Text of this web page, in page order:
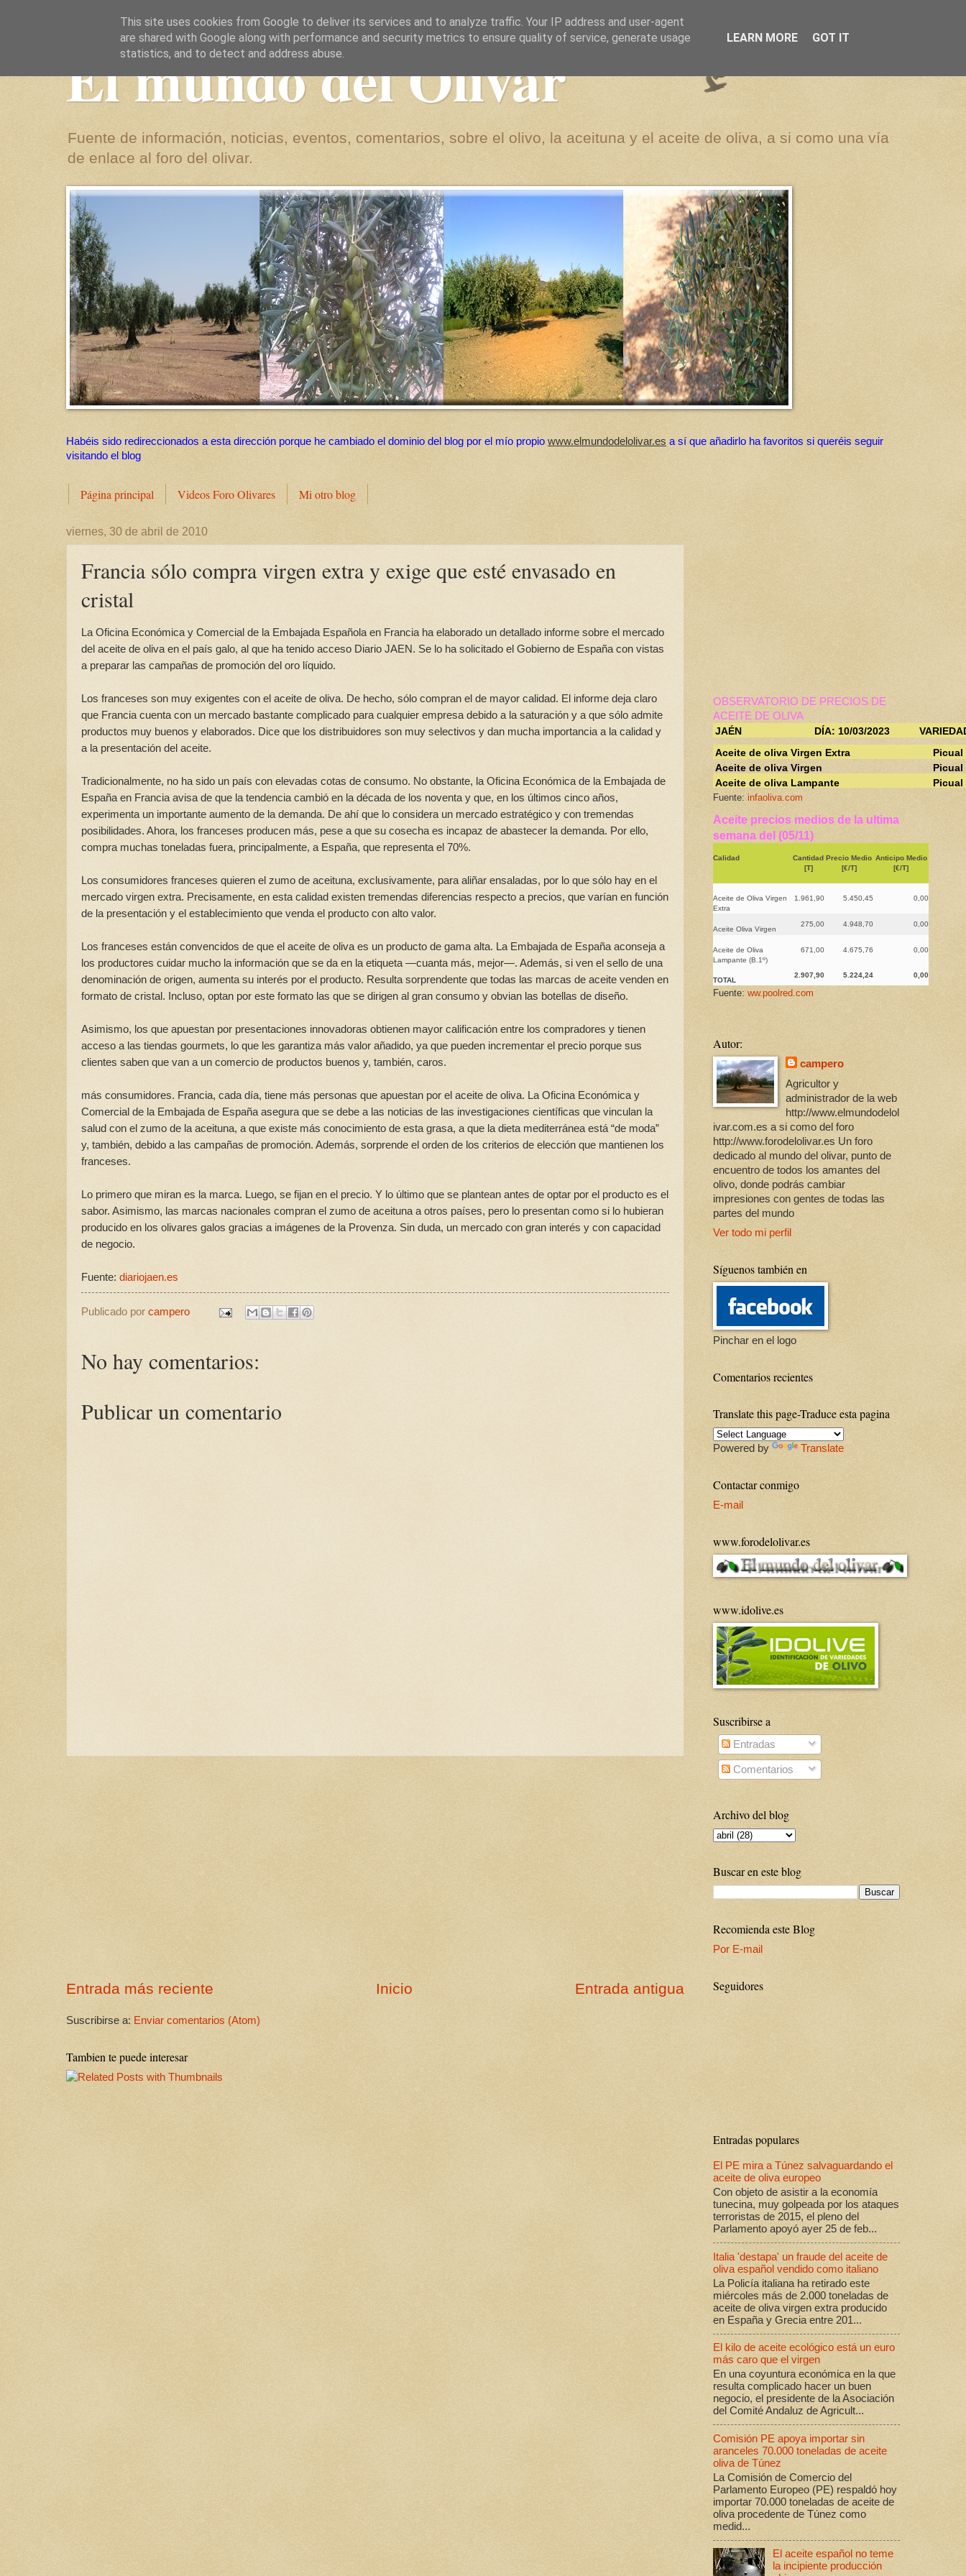
El mundo del Olivar
Fuente de información, noticias, eventos, comentarios, sobre el olivo, la aceituna y el aceite de oliva, a si como una vía
de enlace al foro del olivar.
Habéis sido redireccionados a esta dirección porque he cambiado el dominio del blog por el mío propio www.elmundodelolivar.es a sí que añadirlo ha favoritos si queréis seguir
visitando el blog
Página principal Videos Foro Olivares Mi otro blog
viernes, 30 de abril de 2010
Francia sólo compra virgen extra y exige que esté envasado en
cristal
La Oficina Económica y Comercial de la Embajada Española en Francia ha elaborado un detallado informe sobre el mercado
del aceite de oliva en el país galo, al que ha tenido acceso Diario JAEN. Se lo ha solicitado el Gobierno de España con vistas
a preparar las campañas de promoción del oro líquido.
Los franceses son muy exigentes con el aceite de oliva. De hecho, sólo compran el de mayor calidad. El informe deja claro
que Francia cuenta con un mercado bastante complicado para cualquier empresa debido a la saturación y a que sólo admite
productos muy buenos y elaborados. Dice que los distribuidores son muy selectivos y dan mucha importancia a la calidad y
a la presentación del aceite.
Tradicionalmente, no ha sido un país con elevadas cotas de consumo. No obstante, la Oficina Económica de la Embajada de
España en Francia avisa de que la tendencia cambió en la década de los noventa y que, en los últimos cinco años,
experimenta un importante aumento de la demanda. De ahí que lo considera un mercado estratégico y con tremendas
posibilidades. Ahora, los franceses producen más, pese a que su cosecha es incapaz de abastecer la demanda. Por ello,
compra muchas toneladas fuera, principalmente, a España, que representa el 70%.
Los consumidores franceses quieren el zumo de aceituna, exclusivamente, para aliñar ensaladas, por lo que sólo hay en el
mercado virgen extra. Precisamente, en esta calidad existen tremendas diferencias respecto a precios, que varían en función
de la presentación y el establecimiento que venda el producto con alto valor.
Los franceses están convencidos de que el aceite de oliva es un producto de gama alta. La Embajada de España aconseja a
los productores cuidar mucho la información que se da en la etiqueta —cuanta más, mejor—. Además, si ven el sello de una
denominación de origen, aumenta su interés por el producto. Resulta sorprendente que todas las marcas de aceite venden en
formato de cristal. Incluso, optan por este formato las que se dirigen al gran consumo y obvian las botellas de diseño.
Asimismo, los que apuestan por presentaciones innovadoras obtienen mayor calificación entre los compradores y tienen
acceso a las tiendas gourmets, lo que les garantiza más valor añadido, ya que pueden incrementar el precio porque sus
clientes saben que van a un comercio de productos buenos y, también, caros.
más consumidores. Francia, cada día, tiene más personas que apuestan por el aceite de oliva. La Oficina Económica y
Comercial de la Embajada de España asegura que se debe a las noticias de las investigaciones científicas que vinculan la
salud con el zumo de la aceituna, a que existe más conocimiento de esta grasa, a que la dieta mediterránea está “de moda”
y, también, debido a las campañas de promoción. Además, sorprende el orden de los criterios de elección que mantienen los
franceses.
Lo primero que miran es la marca. Luego, se fijan en el precio. Y lo último que se plantean antes de optar por el producto es el
sabor. Asimismo, las marcas nacionales compran el zumo de aceituna a otros países, pero lo presentan como si lo hubieran
producido en los olivares galos gracias a imágenes de la Provenza. Sin duda, un mercado con gran interés y con capacidad
de negocio.
Fuente: diariojaen.es
Publicado por campero
No hay comentarios:
Publicar un comentario
Entrada más reciente Entrada antigua
Inicio
Suscribirse a: Enviar comentarios (Atom)
Tambien te puede interesar
OBSERVATORIO DE PRECIOS DE
ACEITE DE OLIVA
JAÉN
DÍA: 10/03/2023
Aceite de oliva Virgen Extra
Picual
Aceite de oliva Virgen
Picual
Aceite de oliva Lampante
Picual
Fuente: infaoliva.com
Aceite precios medios de la ultima
semana del (05/11)
Calidad
Cantidad
[T]
Precio Medio
[€/T]
Anticipo Medio
[€/T]
Aceite de Oliva Virgen
Extra
1.961,90 5.450,45 0,00
Aceite Oliva Virgen
275,00 4.948,70 0,00
Aceite de Oliva
Lampante (B.1º)
671,00 4.675,76 0,00
TOTAL
2.907,90 5.224,24 0,00
Fuente: ww.poolred.com
Autor:
campero
Agricultor y
administrador de la web
http://www.elmundodelol
ivar.com.es a si como del foro
http://www.forodelolivar.es Un foro
dedicado al mundo del olivar, punto de
encuentro de todos los amantes del
olivo, donde podrás cambiar
impresiones con gentes de todas las
partes del mundo
Ver todo mi perfil
Síguenos también en
Pinchar en el logo
Comentarios recientes
Translate this page-Traduce esta pagina
Powered by Translate
Contactar conmigo
E-mail
www.forodelolivar.es
www.idolive.es
Suscribirse a
Entradas
Comentarios
Archivo del blog
Buscar en este blog
Recomienda este Blog
Por E-mail
Seguidores
Entradas populares
El PE mira a Túnez salvaguardando el
aceite de oliva europeo
Con objeto de asistir a la economía
tunecina, muy golpeada por los ataques
terroristas de 2015, el pleno del
Parlamento apoyó ayer 25 de feb...
Italia 'destapa' un fraude del aceite de
oliva español vendido como italiano
La Policía italiana ha retirado este
miércoles más de 2.000 toneladas de
aceite de oliva virgen extra producido
en España y Grecia entre 201...
El kilo de aceite ecológico está un euro
más caro que el virgen
En una coyuntura económica en la que
resulta complicado hacer un buen
negocio, el presidente de la Asociación
del Comité Andaluz de Agricult...
Comisión PE apoya importar sin
aranceles 70.000 toneladas de aceite
oliva de Túnez
La Comisión de Comercio del
Parlamento Europeo (PE) respaldó hoy
importar 70.000 toneladas de aceite de
oliva procedente de Túnez como
medid...
El aceite español no teme
la incipiente producción
This site uses cookies from Google to deliver its services and to analyze traffic. Your IP address and user-agent
are shared with Google along with performance and security metrics to ensure quality of service, generate usage
statistics, and to detect and address abuse.
LEARN MORE GOT IT